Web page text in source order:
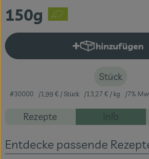
Das Konzept
Über uns
Veranstaltungen
Blog
150g
hinzufügen
Produkt
Stück
#30000 1,99 € / Stück 13,27 € / kg 7%
Rezepte Info
Entdecke passende